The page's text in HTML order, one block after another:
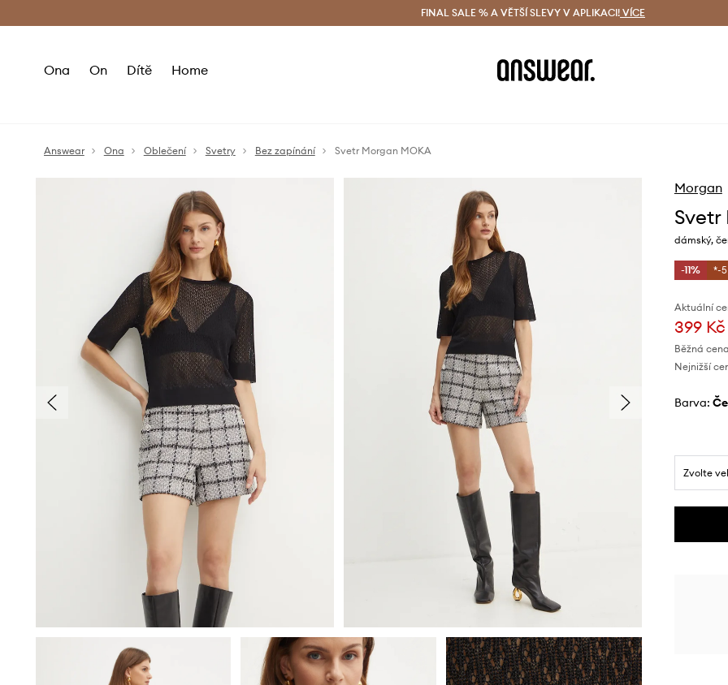
Doručení a vrácení zdarma (od 1800 Kč) Doručení i do 24 h
FINAL SALE % A VĚTŠÍ SLEVY V APLIKACI! VÍCE
Ona On Dítě Home
Answear Ona Oblečení Svetry Bez zapínání Svetr Morgan MOKA
Morgan
Svetr
dámský,
-11% *-
Aktuální
399 Kč
Běžná
Nejnižší
Barva:
Zvolte